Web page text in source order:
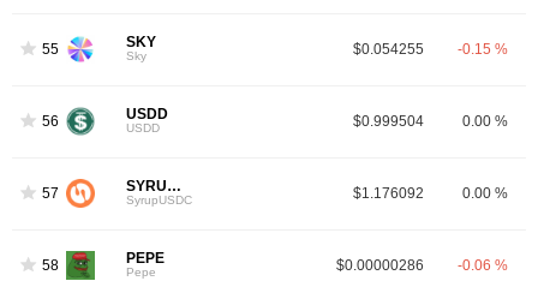
55 SKY
Sky $0.054255 -0.15 %
56 USDD
USDD $0.999504 0.00 %
57 SYRUPUSDC
SyrupUSDC $1.176092 0.00 %
58 PEPE
Pepe $0.00000286 -0.06 %